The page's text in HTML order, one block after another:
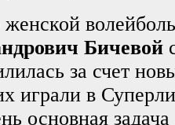
Бичевой
за счет
играли в
основная